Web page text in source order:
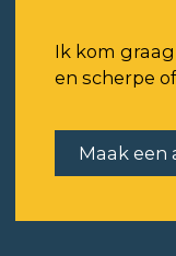
Ik kom
en scherpe
Maak een